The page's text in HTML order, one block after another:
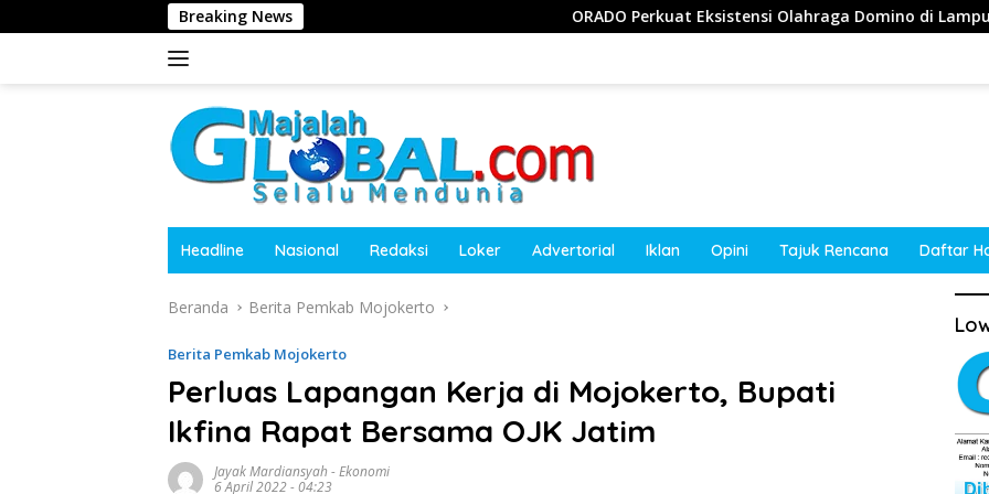
ke
Breaking News ORADO Perkuat Eksistensi Olahraga Domino di Lampung Barat, Dorong
Headline Nasional Redaksi Loker Advertorial Iklan Opini Tajuk Rencana Daftar
Beranda Berita Pemkab Mojokerto
Berita Pemkab Mojokerto
Perluas Lapangan Kerja di Mojokerto, Bupati
Ikfina Rapat Bersama OJK Jatim
Jayak Mardiansyah -Ekonomi
6 April 2022 - 04:23